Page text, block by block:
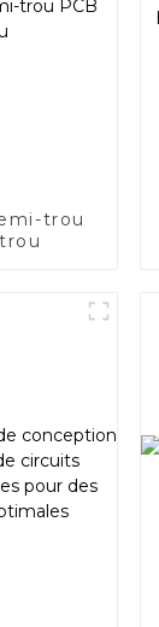
trou